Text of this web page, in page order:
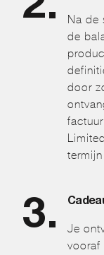
Na de
de
door
Je
vooraf